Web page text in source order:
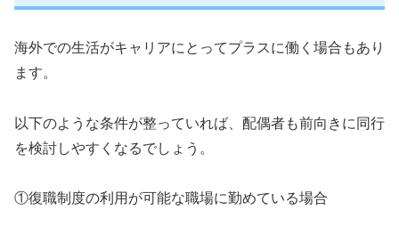
海外での生活がキャリアにとってプラスに働く場合もあり
ます。
以下のような条件が整っていれば、配偶者も前向きに同行
を検討しやすくなるでしょう。
①復職制度の利用が可能な職場に勤めている場合